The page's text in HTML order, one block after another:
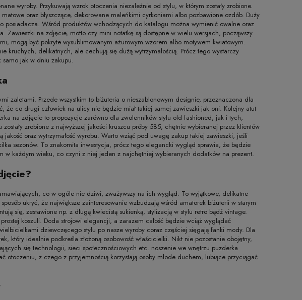
wyroby. Przykuwają wzrok otoczenia niezależnie od stylu, w którym zostały zrobione.
oraz błyszczące, dekorowane maleńkimi cyrkoniami albo pozbawione ozdób. Duży
posiadacza. Wśród produktów wchodzących do katalogu można wymienić owalne oraz
Zawieszki na zdjęcie, motto czy mini notatkę są dostępne w wielu wersjach, począwszy
mogą być pokryte wysublimowanym ażurowym wzorem albo motywem kwiatowym.
kruchych, delikatnych, ale cechują się dużą wytrzymałością. Prócz tego wystarczy
samo jak w dniu zakupu.
zaletami. Przede wszystkim to biżuteria o nieszablonowym designie, przeznaczona dla
co drugi człowiek na ulicy nie będzie miał takiej samej zawieszki jak oni. Kolejny atut
na zdjęcie to propozycje zarówno dla zwolenników stylu old fashioned, jak i tych,
zrobione z najwyższej jakości kruszcu próby 585, chętnie wybieranej przez klientów
oraz wytrzymałość wyrobu. Warto wziąć pod uwagę zakup takiej zawieszki, jeśli
sezonów. To znakomita inwestycja, prócz tego elegancki wygląd sprawia, że będzie
w każdym wieku, co czyni z niej jeden z najchętniej wybieranych dodatków na prezent.
co w ogóle nie dziwi, zważywszy na ich wygląd. To wyjątkowe, delikatne
ukryć, że największe zainteresowanie wzbudzają wśród amatorek biżuterii w starym
się, zestawione np. z długą kwiecistą sukienką, stylizacją w stylu retro bądź vintage.
koszuli. Doda strojowi elegancji, a zarazem całość będzie wciąż wyglądać
dziewczęcego stylu po nasze wyroby coraz częściej sięgają fanki mody. Dla
który idealnie podkreśla złożoną osobowość właścicielki. Nikt nie pozostanie obojętny,
się technologii, sieci społecznościowych etc. noszenie we wnętrzu puzderka
otoczeniu, z czego z przyjemnością korzystają osoby młode duchem, lubiące przyciągać